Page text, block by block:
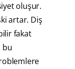
oluşur.
artar. Diş
fakat
bu